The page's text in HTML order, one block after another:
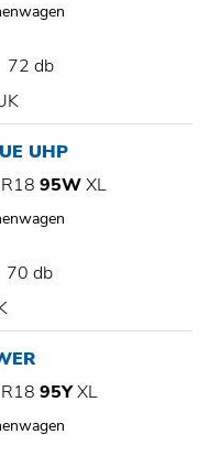
72 db
UHP
95WXL
70 db
95YXL